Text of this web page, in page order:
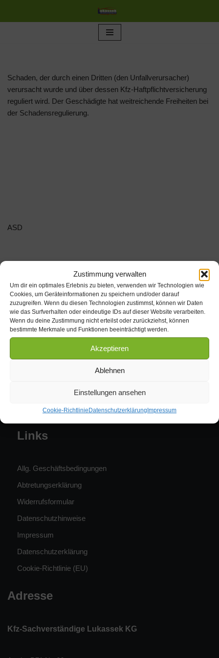
Zustimmung verwalten
Um dir ein optimales Erlebnis zu bieten, verwenden wir Technologien wie
Cookies, um Geräteinformationen zu speichern und/oder darauf
zuzugreifen. Wenn du diesen Technologien zustimmst, können wir Daten
wie das Surfverhalten oder eindeutige IDs auf dieser Website verarbeiten.
Wenn du deine Zustimmung nicht erteilst oder zurückziehst, können
bestimmte Merkmale und Funktionen beeinträchtigt werden.
Akzeptieren
Ablehnen
Einstellungen ansehen
Cookie-Richtlinie Datenschutzerklärung Impressum
Schaden, der durch einen Dritten (den Unfallverursacher)
verursacht wurde und über dessen Kfz-Haftpflichtversicherung
reguliert wird. Der Geschädigte hat weitreichende Freiheiten bei
der Schadensregulierung.
ASD
Kontakt
Tel. 039009 / 622
Sven Lukassek: 0160 / 90357304
info@altmark-kfz-sachverstaendiger.de
Links
Allg. Geschäftsbedingungen
Abtretungserklärung
Widerrufsformular
Datenschutzhinweise
Impressum
Datenschutzerklärung
Cookie-Richtlinie (EU)
Adresse
Kfz-Sachverständige Lukassek KG